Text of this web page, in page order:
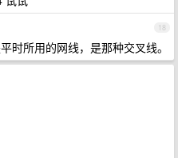
18
时所用的网线，是那种交叉线。